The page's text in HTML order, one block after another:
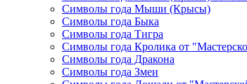
Символы года Мыши (Крысы)
Символы года Быка
Символы года Тигра
Символы года Кролика от
Символы года Дракона
Символы года Змеи